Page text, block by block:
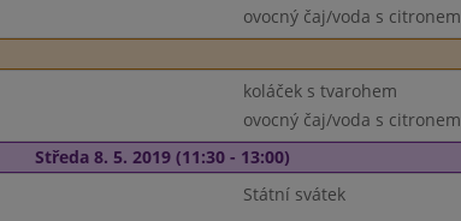
ovocný čaj/voda s citronem
koláček s tvarohem
ovocný čaj/voda s citronem
Středa 8. 5. 2019 (11:30 - 13:00)
Státní svátek